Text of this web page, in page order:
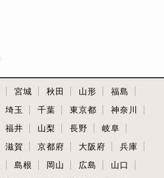
宮城 秋田 山形
福島
埼玉 千葉 東京都
神奈川
福井 山梨 長野
岐阜
滋賀 京都府 大阪府
兵庫
島根 岡山 広島
山口